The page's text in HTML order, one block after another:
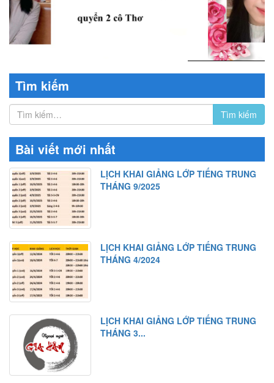
Tìm kiếm
Bài viết mới nhất
LỊCH KHAI GIẢNG LỚP TIẾNG TRUNG
THÁNG 9/2025
LỊCH KHAI GIẢNG LỚP TIẾNG TRUNG
THÁNG 4/2024
LỊCH KHAI GIẢNG LỚP TIẾNG TRUNG
THÁNG 3...